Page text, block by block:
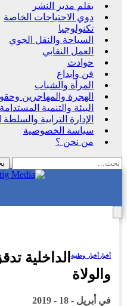
بقلم مدير النشر
دوي الاحتياجات الخاصة
تكنولوجيا
السياحة والنقل الجوي
العمل النقابي
حوادث
فن وإبداع
المرأة والشباب
الهجرة والمهاجرين
البيئة والتنمية المستدامة
الإدارة الترابية والسلطة
سياسة الخصوصية
من نحن ؟
أخبار أخبار وطنية
الداخلية
والولاة
في أبريل - 18 - 2019